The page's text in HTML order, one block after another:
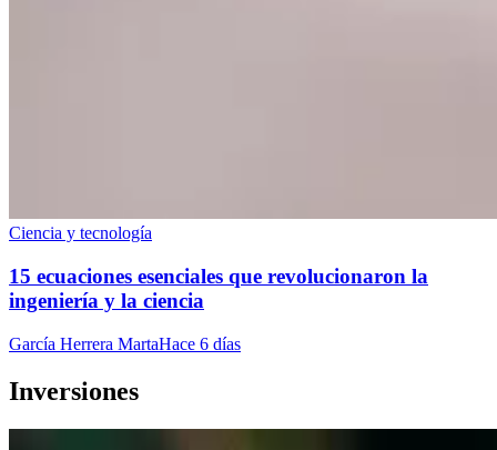
Ciencia y tecnología
15 ecuaciones esenciales que revolucionaron la
ingeniería y la ciencia
García Herrera MartaHace 6 días
Inversiones